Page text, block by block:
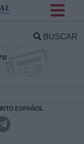
BUSCAR
ESPAÑOL